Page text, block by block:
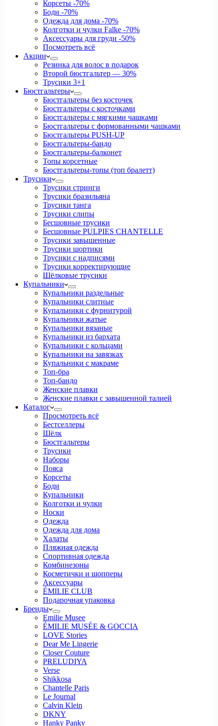
Корсеты -70%
Боди -70%
Одежда для дома -70%
Колготки и чулки Falke -70%
Аксессуары для груди -50%
Посмотреть всё
Акции
Резинка для волос в подарок
Второй бюстгальтер — 30%
Трусики 3+1
Бюстгальтеры
Бюстгальтеры без косточек
Бюстгальтеры с косточками
Бюстгальтеры с мягкими чашками
Бюстгальтеры с формованными чашками
Бюстгальтеры PUSH-UP
Бюстгальтеры-бандо
Бюстгальтеры-балконет
Топы корсетные
Бюстгальтеры-топы (топ бралетт)
Трусики
Трусики стринги
Трусики бразильяна
Трусики танга
Трусики слипы
Бесшовные трусики
Бесшовные PULPIES CHANTELLE
Трусики завышенные
Трусики шортики
Трусики с надписями
Трусики корректирующие
Шёлковые трусики
Купальники
Купальники раздельные
Купальники слитные
Купальники с фурнитурой
Купальники жатые
Купальники вязаные
Купальники из бархата
Купальники с кольцами
Купальники на завязках
Купальники с макраме
Топ-бра
Топ-бандо
Женские плавки
Женские плавки с завышенной талией
Каталог
Просмотреть всё
Бестселлеры
Шёлк
Бюстгальтеры
Трусики
Наборы
Пояса
Корсеты
Боди
Купальники
Колготки и чулки
Носки
Одежда
Одежда для дома
Халаты
Пляжная одежда
Спортивная одежда
Комбинезоны
Косметички и шопперы
Аксессуары
ÉMILIE CLUB
Подарочная упаковка
Бренды
Emilie Musee
ÉMILIE MUSÉE & GOCCIA
LOVE Stories
Dear Me Lingerie
Closer Couture
PRELUDIYA
Verse
Shikkosa
Chantelle Paris
Le Journal
Calvin Klein
DKNY
Hanky Panky